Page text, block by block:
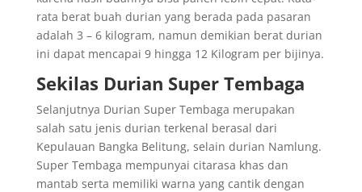
rata berat buah durian yang berada pada pasaran
adalah 3 – 6 kilogram, namun demikian berat durian
ini dapat mencapai 9 hingga 12 Kilogram per bijinya.
Sekilas Durian Super Tembaga
Selanjutnya Durian Super Tembaga merupakan
salah satu jenis durian terkenal berasal dari
Kepulauan Bangka Belitung, selain durian Namlung.
Super Tembaga mempunyai citarasa khas dan
mantab serta memiliki warna yang cantik dengan